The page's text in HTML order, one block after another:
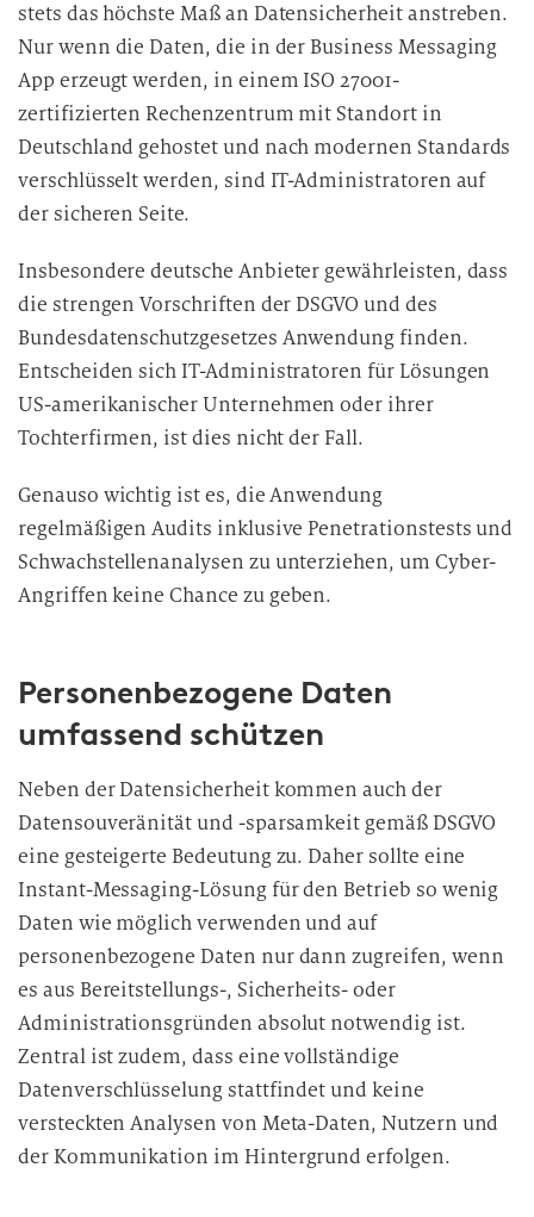
stets das höchste Maß an Datensicherheit anstreben.
Nur wenn die Daten, die in der Business Messaging
App erzeugt werden, in einem ISO 27001-
zertifizierten Rechenzentrum mit Standort in
Deutschland gehostet und nach modernen Standards
verschlüsselt werden, sind IT-Administratoren auf
der sicheren Seite.
Insbesondere deutsche Anbieter gewährleisten, dass
die strengen Vorschriften der DSGVO und des
Bundesdatenschutzgesetzes Anwendung finden.
Entscheiden sich IT-Administratoren für Lösungen
US-amerikanischer Unternehmen oder ihrer
Tochterfirmen, ist dies nicht der Fall.
Genauso wichtig ist es, die Anwendung
regelmäßigen Audits inklusive Penetrationstests und
Schwachstellenanalysen zu unterziehen, um Cyber-
Angriffen keine Chance zu geben.
Personenbezogene Daten
umfassend schützen
Neben der Datensicherheit kommen auch der
Datensouveränität und -sparsamkeit gemäß DSGVO
eine gesteigerte Bedeutung zu. Daher sollte eine
Instant-Messaging-Lösung für den Betrieb so wenig
Daten wie möglich verwenden und auf
personenbezogene Daten nur dann zugreifen, wenn
es aus Bereitstellungs-, Sicherheits- oder
Administrationsgründen absolut notwendig ist.
Zentral ist zudem, dass eine vollständige
Datenverschlüsselung stattfindet und keine
versteckten Analysen von Meta-Daten, Nutzern und
der Kommunikation im Hintergrunderfolgen.